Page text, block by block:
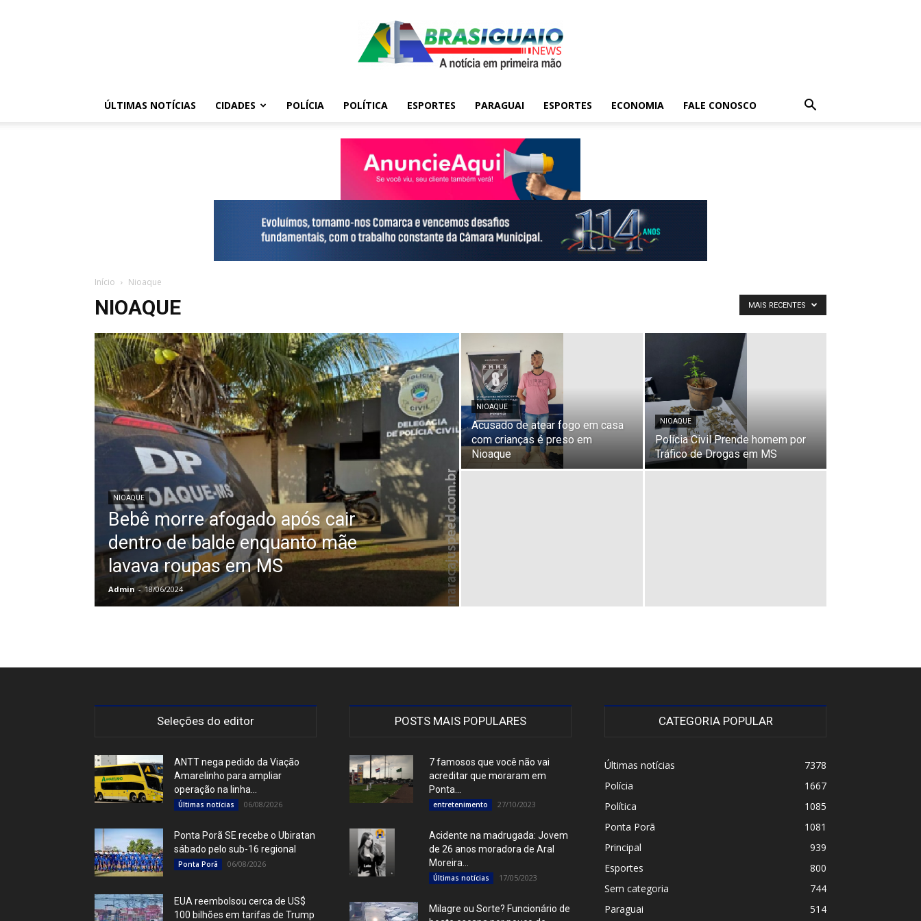
ÚLTIMAS NOTÍCIAS CIDADES POLÍCIA POLÍTICA ESPORTES PARAGUAI ESPORTES ECONOMIA FALE CONOSCO
Início Nioaque
NIOAQUE MAIS RECENTES
NIOAQUE
Bebê morre afogado após cair
dentro de balde enquanto mãe
lavava roupas em MS
Admin - 18/06/2024
NIOAQUE
Acusado de atear fogo em casa
com crianças é preso em
Nioaque
NIOAQUE
Polícia Civil Prende homem por
Tráfico de Drogas em MS
Seleções do editor
ANTT nega pedido da Viação
Amarelinho para ampliar
operação na linha...
Últimas notícias 06/08/2026
Ponta Porã SE recebe o Ubiratan
sábado pelo sub-16 regional
Ponta Porã 06/08/2026
EUA reembolsou cerca de US$
100 bilhões em tarifas de Trump
POSTS MAIS POPULARES
7 famosos que você não vai
acreditar que moraram em
Ponta...
entretenimento 27/10/2023
Acidente na madrugada: Jovem
de 26 anos moradora de Aral
Moreira...
Últimas notícias 17/05/2023
Milagre ou Sorte? Funcionário de
CATEGORIA POPULAR
Últimas notícias
7378
Polícia
1667
Política
1085
Ponta Porã
1081
Principal
939
Esportes
800
Sem categoria
744
Paraguai
514